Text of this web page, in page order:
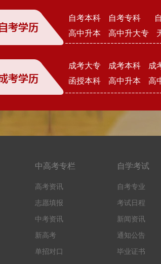
自考本科 自考专科
高中升本
高中升大专
成考大专 成考本科 成
函授本科
高中升本 高
中高考专栏
高考资讯
志愿填报
中考资讯
新高考
单招对口
自学考试
自考专业
考试日程
新闻资讯
通知公告
毕业证书